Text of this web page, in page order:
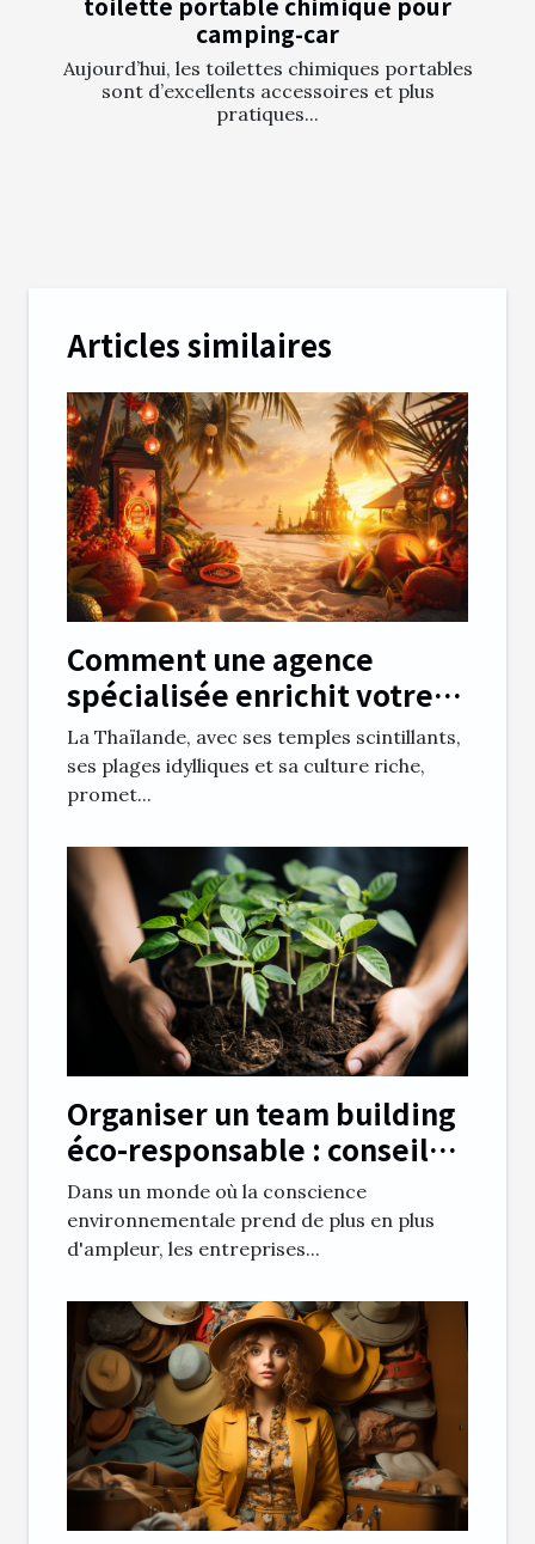
camping-car
Aujourd’hui, les toilettes chimiques portables
sont d’excellents accessoires et plus
pratiques...
Articles similaires
Comment une agence
spécialisée enrichit votre
expérience en Thaïlande
La Thaïlande, avec ses temples scintillants,
ses plages idylliques et sa culture riche,
promet...
Organiser un team building
éco-responsable : conseils
et bonnes pratiques
Dans un monde où la conscience
environnementale prend de plus en plus
d'ampleur, les entreprises...